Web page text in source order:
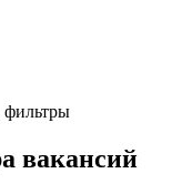
фильтры
вакансий